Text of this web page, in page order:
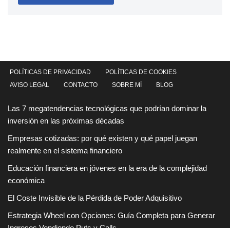
POLÍTICAS DE PRIVACIDAD
POLÍTICAS DE COOKIES
AVISO LEGAL
CONTACTO SOBRE MÍ BLOG
Las 7 megatendencias tecnológicas que podrían dominar la
inversión en las próximas décadas
Empresas cotizadas: por qué existen y qué papel juegan
realmente en el sistema financiero
Educación financiera en jóvenes en la era de la complejidad
económica
El Coste Invisible de la Pérdida de Poder Adquisitivo
Estrategia Wheel con Opciones: Guía Completa para Generar